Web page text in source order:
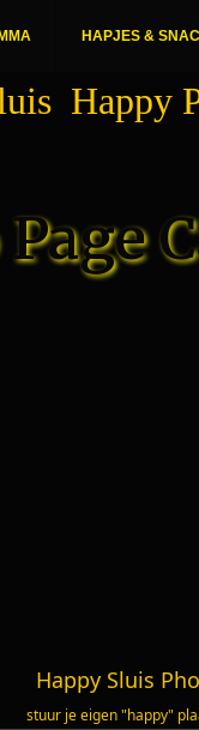
HAPJES &
Happy
Happy Sluis
stuur je eigen "happy"